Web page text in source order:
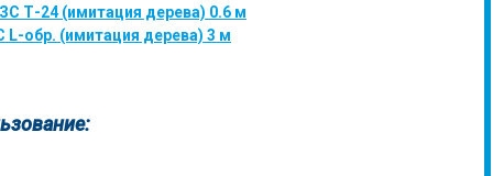
Т-24 (имитация дерева) 0.6 м
L-обр. (имитация дерева) 3 м